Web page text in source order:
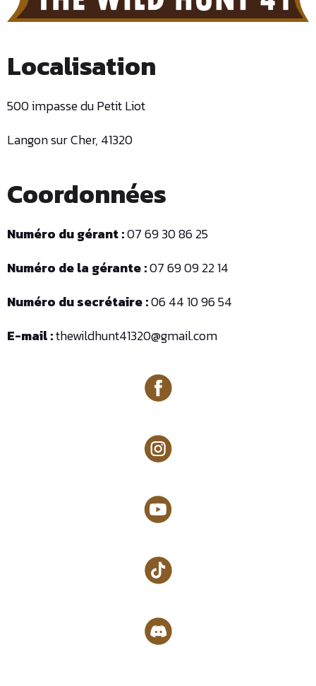
Localisation
500 impasse du Petit Liot
Langon sur Cher, 41320
Coordonnées
Numéro du gérant :07 69 30 86 25
Numéro de la gérante :07 69 09 22 14
Numéro du secrétaire :06 44 10 96 54
E-mail :thewildhunt41320@gmail.com